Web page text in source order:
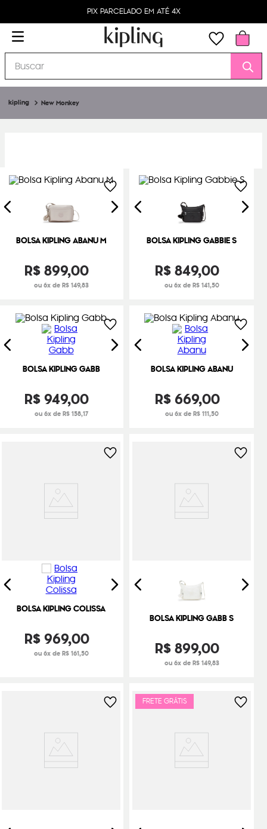
PIX PARCELADO EM ATÉ 4X
Buscar
New Monkey
BOLSA KIPLING ABANU M
R$899,00
ou 6x de R$ 149,83
BOLSA KIPLING GABBIE S
R$849,00
ou 6x de R$ 141,50
BOLSA KIPLING GABB
R$949,00
ou 6x de R$ 158,17
BOLSA KIPLING ABANU
R$ 669,00
ou 6x de R$ 111,50
BOLSA KIPLING COLISSA
R$969,00
ou 6x de R$ 161,50
BOLSA KIPLING GABB S
R$899,00
ou 6x de R$ 149,83
FRETE GRÁTIS